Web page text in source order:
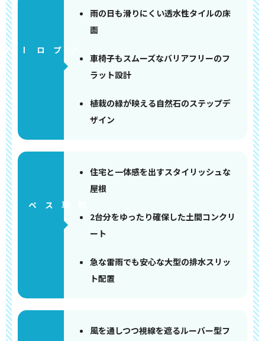
アプローチ
雨の日も滑りにくい透水性タイルの床
面
車椅子もスムーズなバリアフリーのフ
ラット設計
植栽の緑が映える自然石のステップデ
ザイン
住宅と一体感を出すスタイリッシュな
屋根
2台分をゆったり確保した土間コンクリ
ート
急な雷雨でも安心な大型の排水スリッ
ト配置
風を通しつつ視線を遮るルーバー型フ